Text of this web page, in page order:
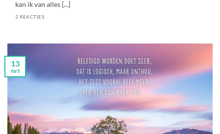
kan ik van alles [...]
2 REACTIES
13
mrt